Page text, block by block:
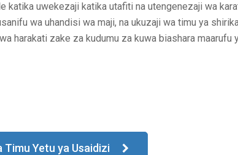
katika uwekezaji katika utafiti na utengenezaji wa
wa uhandisi wa maji, na ukuzaji wa timu ya
harakati zake za kudumu za kuwa biashara maarufu
Timu Yetu ya Usaidizi